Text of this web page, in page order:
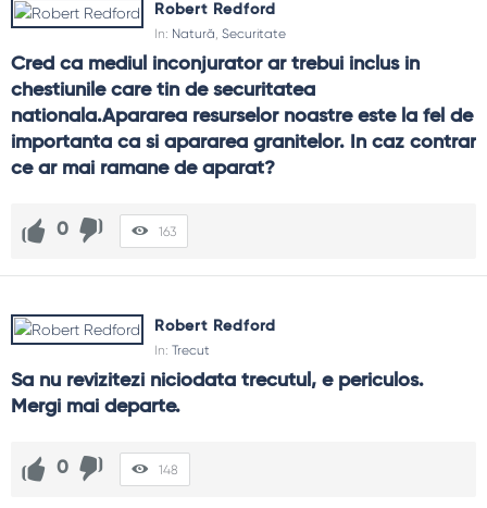
Robert Redford
In: Natură Securitate
Cred ca mediul inconjurator ar trebui inclus in
chestiunile care tin de securitatea
nationala.Apararea resurselor noastre este la fel de
importanta ca si apararea granitelor. In caz contrar
ce ar mai ramane de aparat?
0 163
Robert Redford
In: Trecut
Sa nu revizitezi niciodata trecutul, e periculos.
Mergi mai departe.
0 148